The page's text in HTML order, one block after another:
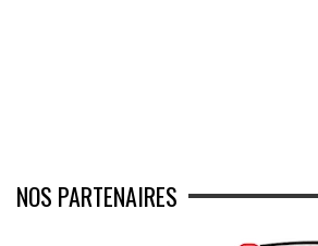
NOS PARTENAIRES